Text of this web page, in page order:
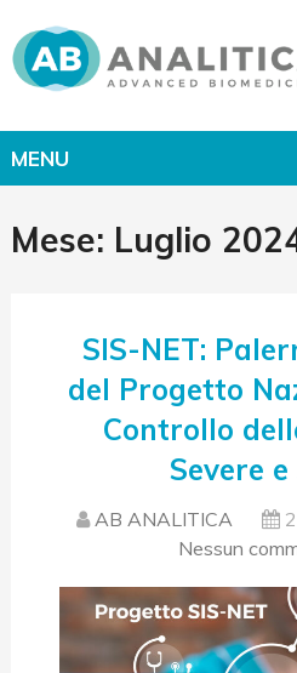
MENU
Mese: Luglio
SIS-NET:
del Progetto
Controllo
Severe e
AB ANALITICA
Nessun